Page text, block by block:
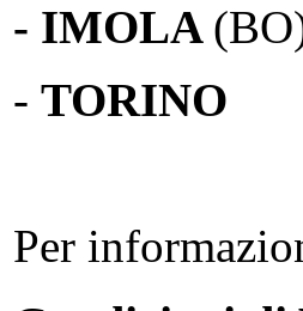
- IMOLA
- TORINO
Per